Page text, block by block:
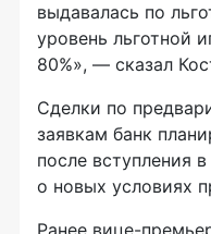
выдавалась по
уровень льготной
80%», — сказал
Сделки по
заявкам банк
после вступления
о новых условиях